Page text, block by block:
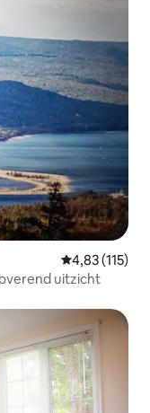
Gemiddelde
4,83 (115)
uitzicht